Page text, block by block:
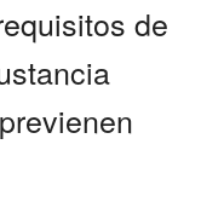
de